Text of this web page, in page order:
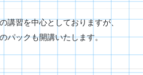
講習を中心としておりますが、
パックも開講いたします。